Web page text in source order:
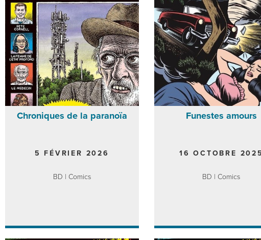
Chroniques de la paranoïa
5 FÉVRIER 2026
BD | Comics
Funestes amours
16 OCTOBRE
BD | Comics